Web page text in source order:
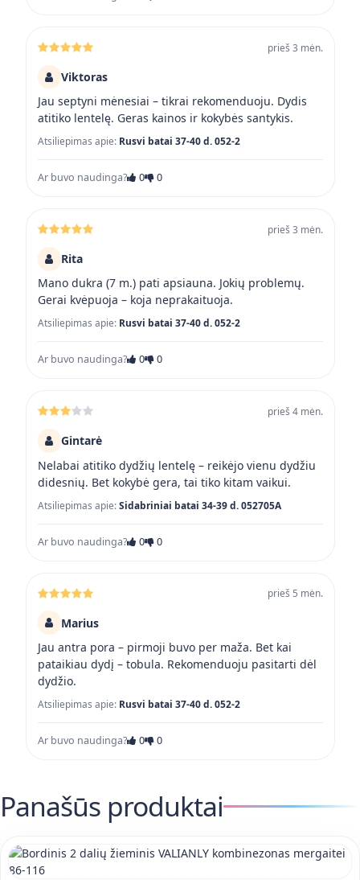
prieš 3 mėn.
Viktoras
Jau septyni mėnesiai – tikrai rekomenduoju. Dydis
atitiko lentelę. Geras kainos ir kokybės santykis.
Atsiliepimas apie: Rusvi batai 37-40 d. 052-2
Ar buvo naudinga? 0 0
prieš 3 mėn.
Rita
Mano dukra (7 m.) pati apsiauna. Jokių problemų.
Gerai kvėpuoja – koja neprakaituoja.
Atsiliepimas apie: Rusvi batai 37-40 d. 052-2
Ar buvo naudinga? 0 0
prieš 4 mėn.
Gintarė
Nelabai atitiko dydžių lentelę – reikėjo vienu dydžiu
didesnių. Bet kokybė gera, tai tiko kitam vaikui.
Atsiliepimas apie:Sidabriniai batai 34-39 d. 052705A
Ar buvo naudinga? 0 0
prieš 5 mėn.
Marius
Jau antra pora – pirmoji buvo per maža. Bet kai
pataikiau dydį – tobula. Rekomenduoju pasitarti dėl
dydžio.
Atsiliepimas apie: Rusvi batai 37-40 d. 052-2
Ar buvo naudinga? 0 0
Panašūs produktai